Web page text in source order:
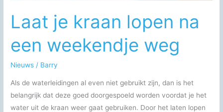
Laat je kraan lopen na
een weekendje weg
Nieuws / Barry
Als de waterleidingen al even niet gebruikt zijn, dan is het
belangrijk dat deze goed doorgespoeld worden voordat je het
water uit de kraan weer gaat gebruiken. Door het laten lopen